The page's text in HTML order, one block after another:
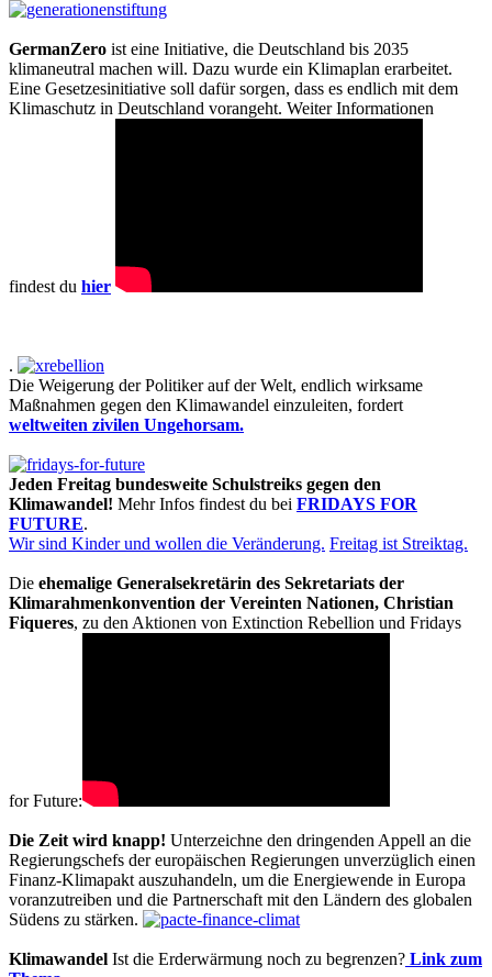
GermanZero ist eine Initiative, die Deutschland bis 2035
klimaneutral machen will. Dazu wurde ein Klimaplan erarbeitet.
Eine Gesetzesinitiative soll dafür sorgen, dass es endlich mit dem
Klimaschutz in Deutschland vorangeht. Weiter Informationen
findest du hier
.
Die Weigerung der Politiker auf der Welt, endlich wirksame
Maßnahmen gegen den Klimawandel einzuleiten, fordert
weltweiten zivilen Ungehorsam.
Jeden Freitag bundesweite Schulstreiks gegen den
Klimawandel! Mehr Infos findest du bei FRIDAYS FOR
FUTURE.
Wir sind Kinder und wollen die Veränderung. Freitag ist Streiktag.
Die ehemalige Generalsekretärin des Sekretariats der
Klimarahmenkonvention der Vereinten Nationen, Christian
Fiqueres, zu den Aktionen von Extinction Rebellion und Fridays
for Future:
Die Zeit wird knapp! Unterzeichne den dringenden Appell an die
Regierungschefs der europäischen Regierungen unverzüglich einen
Finanz-Klimapakt auszuhandeln, um die Energiewende in Europa
voranzutreiben und die Partnerschaft mit den Ländern des globalen
Südens zu stärken.
Klimawandel Ist die Erderwärmung noch zu begrenzen? Link zum